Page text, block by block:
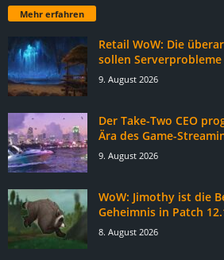
Mehr erfahren
Retail WoW: Die
sollen
9. August 2026
Der Take-Two CEO
Ära des Game-
9. August 2026
WoW: Jimothy ist die
Geheimnis in Patch
8. August 2026